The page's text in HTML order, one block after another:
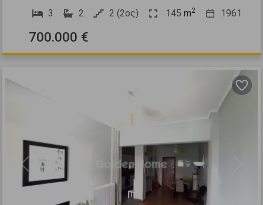
3
2 2 (2ος) 145 m2 1961
700.000 €
Previous